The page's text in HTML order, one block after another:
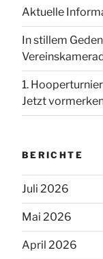
Aktuelle
In stillem
1.
Jetzt
BERICHTE
Juli 2026
Mai 2026
April 2026